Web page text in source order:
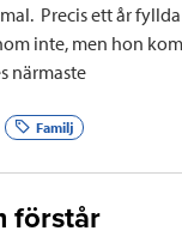
Precis ett år
inte, men hon
närmaste
Familj
förstår